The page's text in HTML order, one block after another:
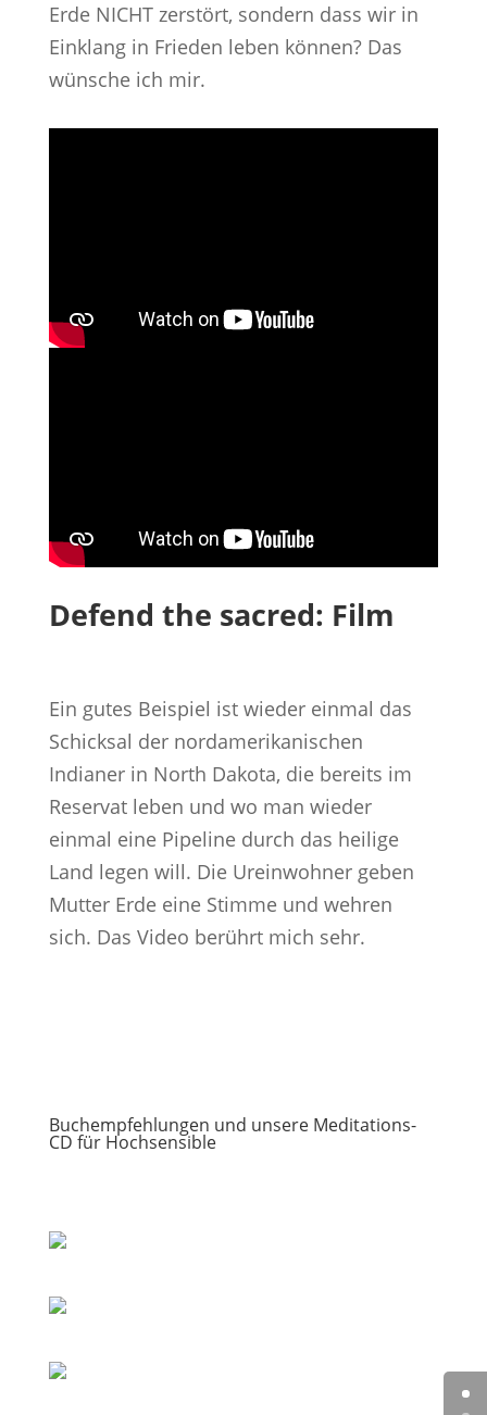
Erde NICHT zerstört, sondern dass wir in
Einklang in Frieden leben können? Das
wünsche ich mir.
Defend the sacred: Film
Ein gutes Beispiel ist wieder einmal das
Schicksal der nordamerikanischen
Indianer in North Dakota, die bereits im
Reservat leben und wo man wieder
einmal eine Pipeline durch das heilige
Land legen will. Die Ureinwohner geben
Mutter Erde eine Stimme und wehren
sich. Das Video berührt mich sehr.
Buchempfehlungen und unsere Meditations-
CD für Hochsensible